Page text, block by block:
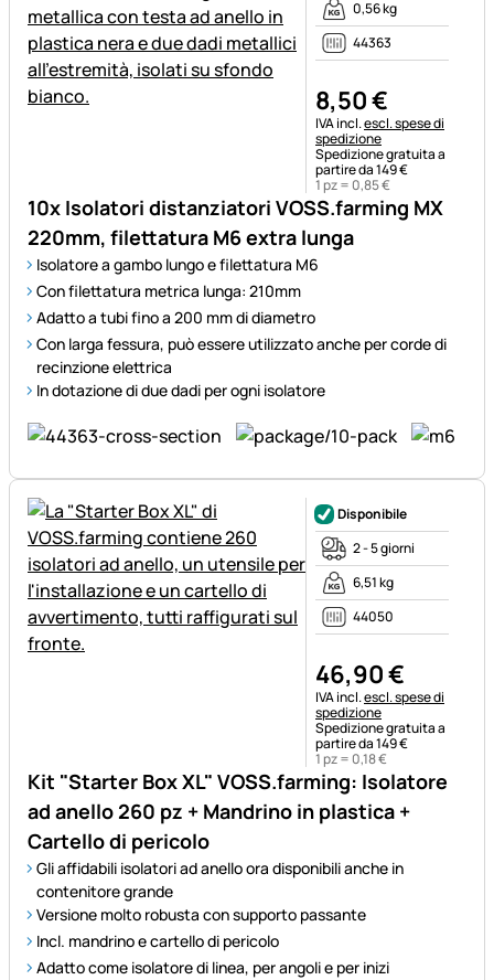
10x Isolatori distanziatori VOSS.farming MX
220mm, filettatura M6 extra lunga
Isolatore a gambo lungo e filettatura M6
Con filettatura metrica lunga: 210mm
Adatto a tubi fino a 200 mm di diametro
Con larga fessura, può essere utilizzato anche per corde di
recinzione elettrica
In dotazione di due dadi per ogni isolatore
0,56 kg
44363
8,50€
Informazioni fiscali:
IVA incl.escl. spese di
spedizione
Spedizione gratuita a
partire da 149 €
1 pz = 0,85€
Kit "Starter Box XL" VOSS.farming: Isolatore
ad anello 260 pz + Mandrino in plastica +
Cartello di pericolo
Gli affidabili isolatori ad anello ora disponibili anche in
contenitore grande
Versione molto robusta con supporto passante
Incl. mandrino e cartello di pericolo
Adatto come isolatore di linea, per angoli e per inizi
Disponibile
2 - 5 giorni
6,51 kg
44050
46,90€
Informazioni fiscali:
IVA incl.escl. spese di
spedizione
Spedizione gratuita a
partire da 149 €
1 pz = 0,18€